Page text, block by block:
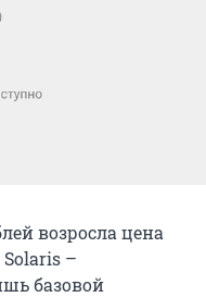
возросла цена
–
базовой